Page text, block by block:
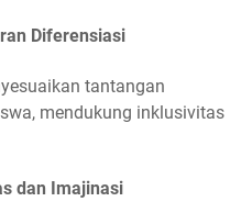
Diferensiasi
tantangan
mendukung inklusivitas
dan Imajinasi